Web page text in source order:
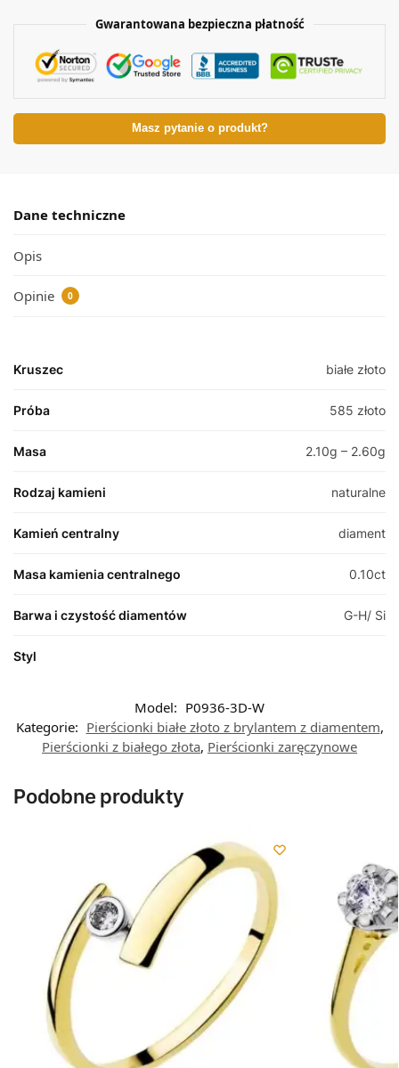
Gwarantowana bezpieczna płatność
Masz pytanie o produkt?
Dane techniczne
Opis
Opinie 0
Kruszec białe złoto
Próba 585 złoto
Masa 2.10g – 2.60g
Rodzaj kamieni naturalne
Kamień centralny diament
Masa kamienia centralnego 0.10ct
Barwa i czystość diamentów G-H/ Si
Styl
Model: P0936-3D-W
Kategorie: Pierścionki białe złoto z brylantem z diamentem,
Pierścionki z białego złota, Pierścionki zaręczynowe
Podobne produkty